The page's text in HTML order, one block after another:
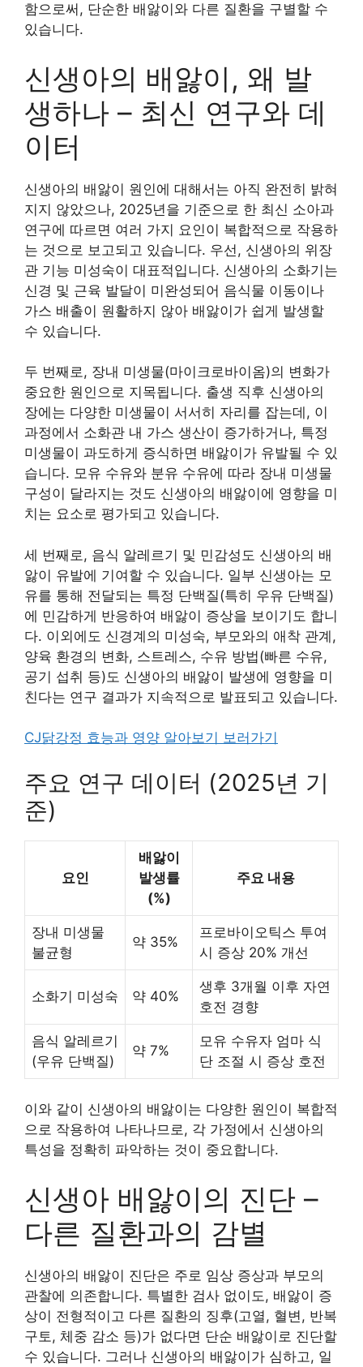
함으로써, 단순한 배앓이와 다른 질환을 구별할 수
있습니다.
신생아의 배앓이, 왜 발
생하나 – 최신 연구와 데
이터
신생아의 배앓이 원인에 대해서는 아직 완전히 밝혀
지지 않았으나, 2025년을 기준으로 한 최신 소아과
연구에 따르면 여러 가지 요인이 복합적으로 작용하
는 것으로 보고되고 있습니다. 우선, 신생아의 위장
관 기능 미성숙이 대표적입니다. 신생아의 소화기는
신경 및 근육 발달이 미완성되어 음식물 이동이나
가스 배출이 원활하지 않아 배앓이가 쉽게 발생할
수 있습니다.
두 번째로, 장내 미생물(마이크로바이옴)의 변화가
중요한 원인으로 지목됩니다. 출생 직후 신생아의
장에는 다양한 미생물이 서서히 자리를 잡는데, 이
과정에서 소화관 내 가스 생산이 증가하거나, 특정
미생물이 과도하게 증식하면 배앓이가 유발될 수 있
습니다. 모유 수유와 분유 수유에 따라 장내 미생물
구성이 달라지는 것도 신생아의 배앓이에 영향을 미
치는 요소로 평가되고 있습니다.
세 번째로, 음식 알레르기 및 민감성도 신생아의 배
앓이 유발에 기여할 수 있습니다. 일부 신생아는 모
유를 통해 전달되는 특정 단백질(특히 우유 단백질)
에 민감하게 반응하여 배앓이 증상을 보이기도 합니
다. 이외에도 신경계의 미성숙, 부모와의 애착 관계,
양육 환경의 변화, 스트레스, 수유 방법(빠른 수유,
공기 섭취 등)도 신생아의 배앓이 발생에 영향을 미
친다는 연구 결과가 지속적으로 발표되고 있습니다.
CJ닭강정 효능과 영양 알아보기 보러가기
주요 연구 데이터 (2025년 기
준)
요인
배앓이
발생률
(%)
주요 내용
장내 미생물
불균형
약 35%
프로바이오틱스 투여
시 증상 20% 개선
소화기 미성숙 약 40%
생후 3개월 이후 자연
호전 경향
음식 알레르기
(우유 단백질)
약 7%
모유 수유자 엄마 식
단 조절 시 증상 호전
이와 같이 신생아의 배앓이는 다양한 원인이 복합적
으로 작용하여 나타나므로, 각 가정에서 신생아의
특성을 정확히 파악하는 것이 중요합니다.
신생아 배앓이의 진단 –
다른 질환과의 감별
신생아의 배앓이 진단은 주로 임상 증상과 부모의
관찰에 의존합니다. 특별한 검사 없이도, 배앓이 증
상이 전형적이고 다른 질환의 징후(고열, 혈변, 반복
구토, 체중 감소 등)가 없다면 단순 배앓이로 진단할
수 있습니다. 그러나 신생아의 배앓이가 심하고, 일